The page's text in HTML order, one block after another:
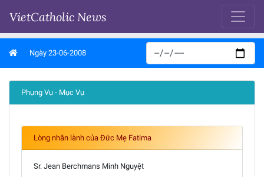
VietCatholic News
Ngày 23-06-2008
Phụng Vụ - Mục Vụ
Lòng nhân lành của Đức Mẹ Fatima
Sr. Jean Berchmans Minh Nguyệt